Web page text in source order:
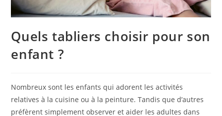
Quels tabliers choisir pour son
enfant ?
Nombreux sont les enfants qui adorent les activités
relatives à la cuisine ou à la peinture. Tandis que d’autres
préfèrent simplement observer et aider les adultes dans